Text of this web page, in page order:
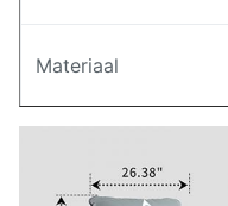
Materiaal